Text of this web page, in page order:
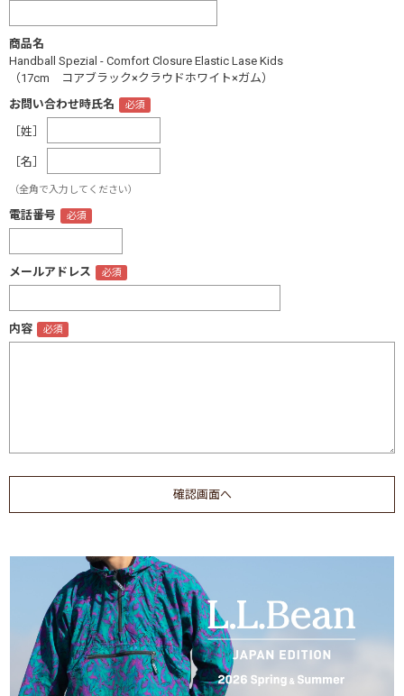
商品名
Handball Spezial - Comfort Closure Elastic Lase Kids
（17cm コアブラック×クラウドホワイト×ガム）
お問い合わせ時氏名
［姓］
［名］
（全角で入力してください）
電話番号
メールアドレス
内容